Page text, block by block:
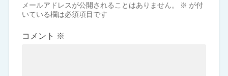
メールアドレスが公開されることはありません。 ※ が付
いている欄は必須項目です
コメント ※